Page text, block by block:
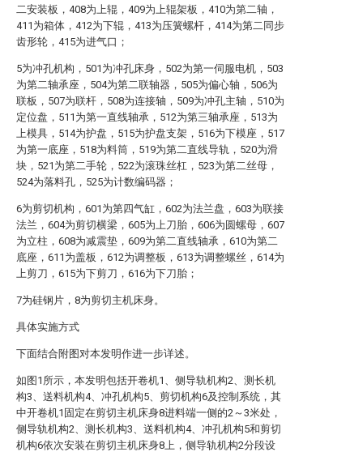
二安装板，408为上辊，409为上辊架板，410为第二轴，
411为箱体，412为下辊，413为压簧螺杆，414为第二同步
齿形轮，415为进气口；
5为冲孔机构，501为冲孔床身，502为第一伺服电机，503
为第二轴承座，504为第二联轴器，505为偏心轴，506为
联板，507为联杆，508为连接轴，509为冲孔主轴，510为
定位盘，511为第一直线轴承，512为第三轴承座，513为
上模具，514为护盘，515为护盘支架，516为下模座，517
为第一底座，518为料筒，519为第二直线导轨，520为滑
块，521为第二手轮，522为滚珠丝杠，523为第二丝母，
524为落料孔，525为计数编码器；
6为剪切机构，601为第四气缸，602为法兰盘，603为联接
法兰，604为剪切横梁，605为上刀胎，606为圆螺母，607
为立柱，608为减震垫，609为第二直线轴承，610为第二
底座，611为盖板，612为调整板，613为调整螺丝，614为
上剪刀，615为下剪刀，616为下刀胎；
7为硅钢片，8为剪切主机床身。
具体实施方式
下面结合附图对本发明作进一步详述。
如图1所示，本发明包括开卷机1、侧导轨机构2、测长机
构3、送料机构4、冲孔机构5、剪切机构6及控制系统，其
中开卷机1固定在剪切主机床身8进料端一侧的2～3米处，
侧导轨机构2、测长机构3、送料机构4、冲孔机构5和剪切
机构6依次安装在剪切主机床身8上，侧导轨机构2分段设